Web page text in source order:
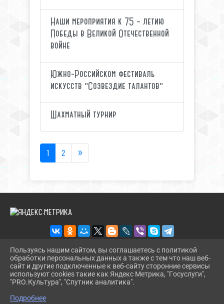
Наши мероприятия к 75 – летию
Победы в Великой Отечественной
войне
Южно-Российском фестиваль
искусств "Созвездие талантов"
Шахматный турнир
1 2 »
2026 Г. CT.UODINSKOI.RU
ВХОД
КАРТА САЙТА
Пользуясь нашим сайтом, вы соглашаетесь с политикой
обработки персональных данных а также с тем что наш веб-
сайт и другие подключенные к веб-сайту сторонние сервисы
используют cookies такие как Яндекс Метрика, "Госуслуги",
"PRO.Культура", "Спутник аналитика".
Подробнее